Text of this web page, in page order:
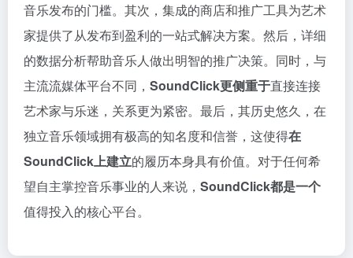
音乐发布的门槛。其次，集成的商店和推广工具为艺术
家提供了从发布到盈利的一站式解决方案。然后，详细
的数据分析帮助音乐人做出明智的推广决策。同时，与
主流流媒体平台不同， SoundClick更侧重于直接连接
艺术家与乐迷，关系更为紧密。最后，其历史悠久，在
独立音乐领域拥有极高的知名度和信誉，这使得在
SoundClick上建立的履历本身具有价值。对于任何希
望自主掌控音乐事业的人来说， SoundClick都是一个
值得投入的核心平台。